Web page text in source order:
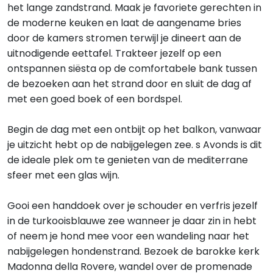
het lange zandstrand. Maak je favoriete gerechten in
de moderne keuken en laat de aangename bries
door de kamers stromen terwijl je dineert aan de
uitnodigende eettafel. Trakteer jezelf op een
ontspannen siësta op de comfortabele bank tussen
de bezoeken aan het strand door en sluit de dag af
met een goed boek of een bordspel.
Begin de dag met een ontbijt op het balkon, vanwaar
je uitzicht hebt op de nabijgelegen zee. s Avonds is dit
de ideale plek om te genieten van de mediterrane
sfeer met een glas wijn.
Gooi een handdoek over je schouder en verfris jezelf
in de turkooisblauwe zee wanneer je daar zin in hebt
of neem je hond mee voor een wandeling naar het
nabijgelegen hondenstrand. Bezoek de barokke kerk
Madonna della Rovere, wandel over de promenade